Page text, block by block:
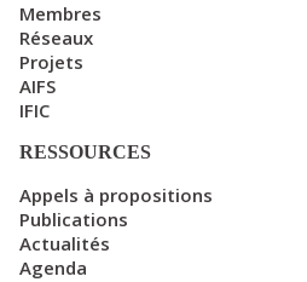
Membres
Réseaux
Projets
AIFS
IFIC
RESSOURCES
Appels à propositions
Publications
Actualités
Agenda